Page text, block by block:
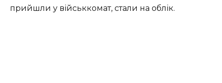
прийшли у військкомат, стали на облік.